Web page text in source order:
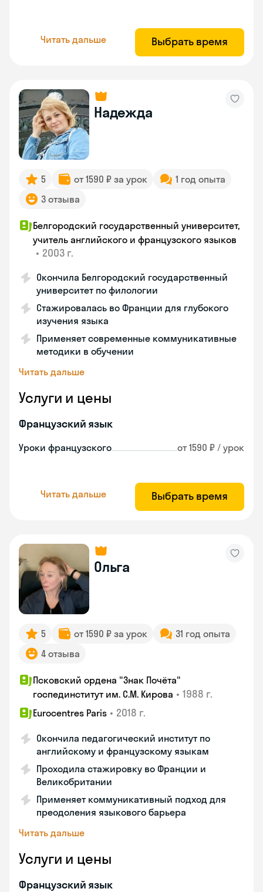
Читать дальше Выбрать время
Надежда
5 от 1590 ₽ за урок
1 год опыта
3 отзыва
Белгородский государственный университет,
учитель английского и французского языков
• 2003 г.
Окончила Белгородский государственный
университет по филологии
Стажировалась во Франции для глубокого
изучения языка
Применяет современные коммуникативные
методики в обучении
Читать дальше
Услуги и цены
Французский язык
Уроки французского от 1590 ₽ / урок
Читать дальше Выбрать время
Ольга
5 от 1590 ₽ за урок
31 год опыта
4 отзыва
Псковский ордена "Знак Почёта"
госпединститут им. С.М. Кирова • 1988 г.
Eurocentres Paris • 2018 г.
Окончила педагогический институт по
английскому и французскому языкам
Проходила стажировку во Франции и
Великобритании
Применяет коммуникативный подход для
преодоления языкового барьера
Читать дальше
Услуги и цены
Французский язык